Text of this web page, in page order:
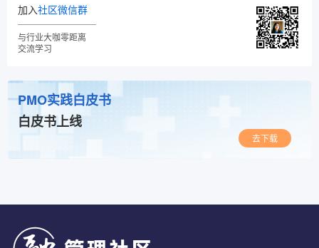
加入社区微信群
与行业大咖零距离
交流学习
PMO实践白皮书
白皮书上线
去下载